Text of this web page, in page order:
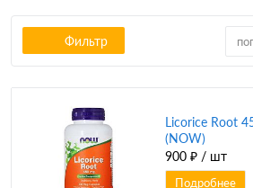
Фильтр
Licorice Root
(NOW)
900 ₽ / шт
Подробнее